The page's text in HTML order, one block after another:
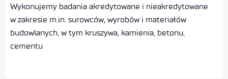
Wykonujemy badania akredytowane i nieakredytowane
w zakresie m.in. surowców, wyrobów i materiałów
budowlanych, w tym kruszywa, kamienia, betonu,
cementu